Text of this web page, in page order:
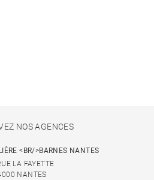
NOS AGENCES
<BR/>BARNES NANTES
LA FAYETTE
NANTES